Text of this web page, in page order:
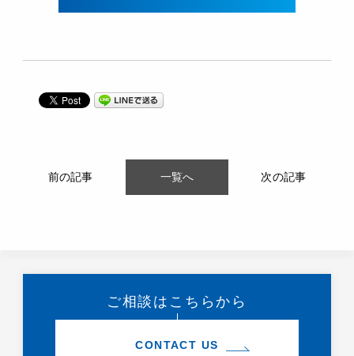
前の記事 一覧へ 次の記事
ご相談はこちらから
CONTACT US